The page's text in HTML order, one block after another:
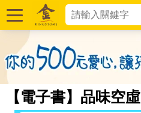
【電子書】品味空虛